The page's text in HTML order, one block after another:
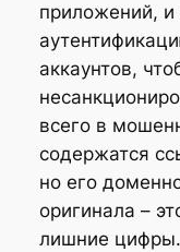
приложений, и
аккаунтов,
всего в
содержатся
но его
оригинала –
лишние цифры.